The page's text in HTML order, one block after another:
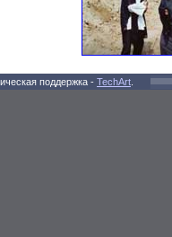
поддержка - TechArt